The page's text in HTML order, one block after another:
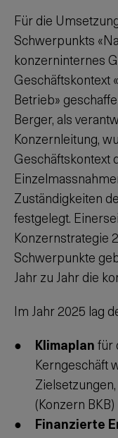
Für die
Schwerpunkts
konzerninternes
Geschäftskontext
Betrieb»
Berger, als
Konzernleitung,
Geschäftskontext
Zuständigkeiten
festgelegt.
Konzernstrategie
Schwerpunkte
Jahr zu Jahr die
Im Jahr 2025 lag
Klimaplanfür
Kerngeschäft
(Konzern BKB)
Finanzierte